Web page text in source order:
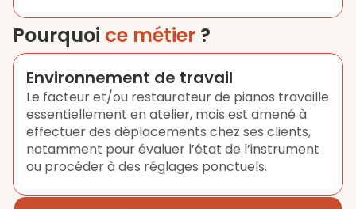
Pourquoi ce métier ?
Environnement de travail
Le facteur et/ou restaurateur de pianos travaille
essentiellement en atelier, mais est amené à
effectuer des déplacements chez ses clients,
notamment pour évaluer l’état de l’instrument
ou procéder à des réglages ponctuels.